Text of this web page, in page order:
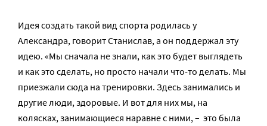
Идея создать такой вид спорта родилась у
Александра, говорит Станислав, а он поддержал эту
идею. «Мы сначала не знали, как это будет выглядеть
и как это сделать, но просто начали что-то делать. Мы
приезжали сюда на тренировки. Здесь занимались и
другие люди, здоровые. И вот для них мы, на
колясках, занимающиеся наравне с ними, – это была